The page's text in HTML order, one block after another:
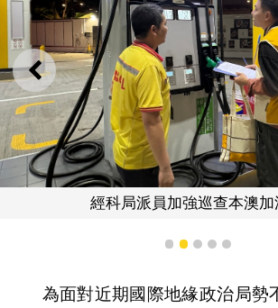
上一則
經科局派員加強巡查本澳加
1 2 3 4 5
為面對近期國際地緣政治局勢